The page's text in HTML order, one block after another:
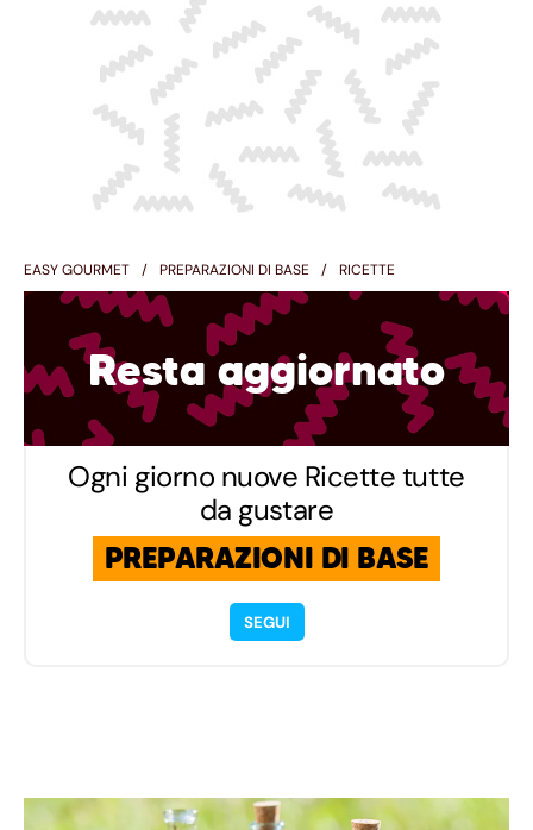
EASY GOURMET PREPARAZIONI DI BASE RICETTE
Resta aggiornato
Ogni giorno nuove Ricette tutte
da gustare
PREPARAZIONI DI BASE
SEGUI